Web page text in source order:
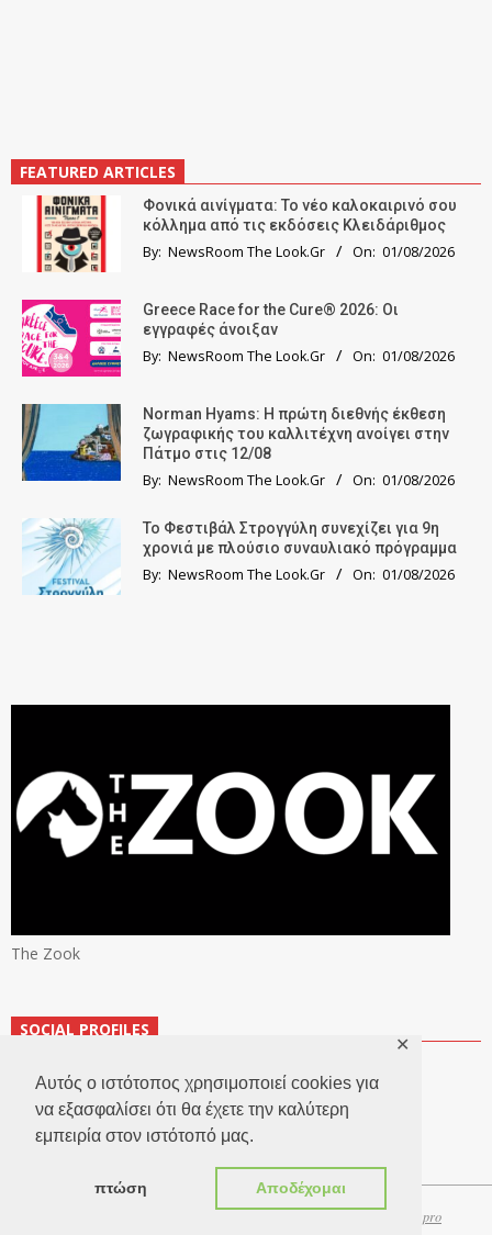
Αυτός ο ιστότοπος χρησιμοποιεί cookies για
να εξασφαλίσει ότι θα έχετε την καλύτερη
εμπειρία στον ιστότοπό μας.
πτώση Αποδέχομαι
✕
FEATURED ARTICLES
Φονικά αινίγματα: Το νέο καλοκαιρινό σου
κόλλημα από τις εκδόσεις Κλειδάριθμος
By: NewsRoom The Look.Gr On: 01/08/2026
Greece Race for the Cure® 2026: Οι
εγγραφές άνοιξαν
By: NewsRoom The Look.Gr On: 01/08/2026
Norman Hyams: Η πρώτη διεθνής έκθεση
ζωγραφικής του καλλιτέχνη ανοίγει στην
Πάτμο στις 12/08
By: NewsRoom The Look.Gr On: 01/08/2026
Το Φεστιβάλ Στρογγύλη συνεχίζει για 9η
χρονιά με πλούσιο συναυλιακό πρόγραμμα
By: NewsRoom The Look.Gr On: 01/08/2026
The Zook
SOCIAL PROFILES
Websitepro